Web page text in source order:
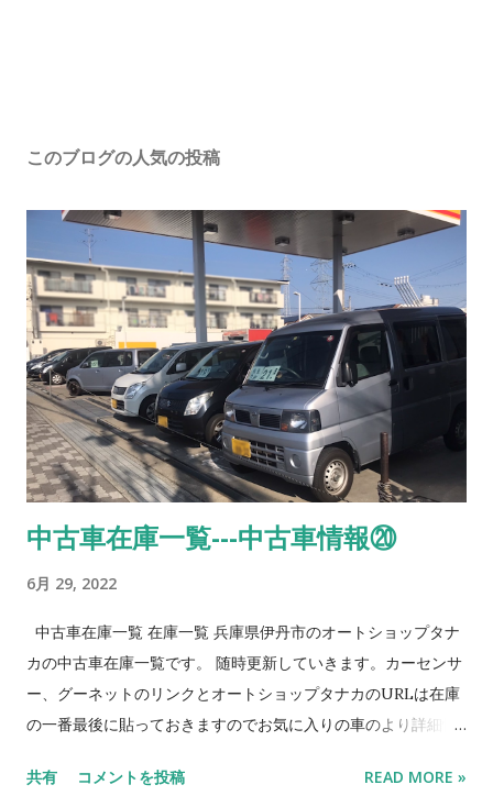
このブログの人気の投稿
中古車在庫一覧---中古車情報⑳
6月 29, 2022
中古車在庫一覧 在庫一覧 兵庫県伊丹市のオートショップタナ
カの中古車在庫一覧です。 随時更新していきます。カーセンサ
ー、グーネットのリンクとオートショップタナカのURLは在庫
の一番最後に貼っておきますのでお気に入りの車のより詳細情
色 特徴 1 デイズ ニッサン 黒 売約済 H28、５万キロ！ 2 ek
共有 コメントを投稿 READ MORE »